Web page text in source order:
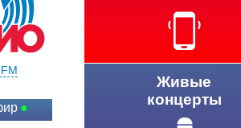
Живые
концерты